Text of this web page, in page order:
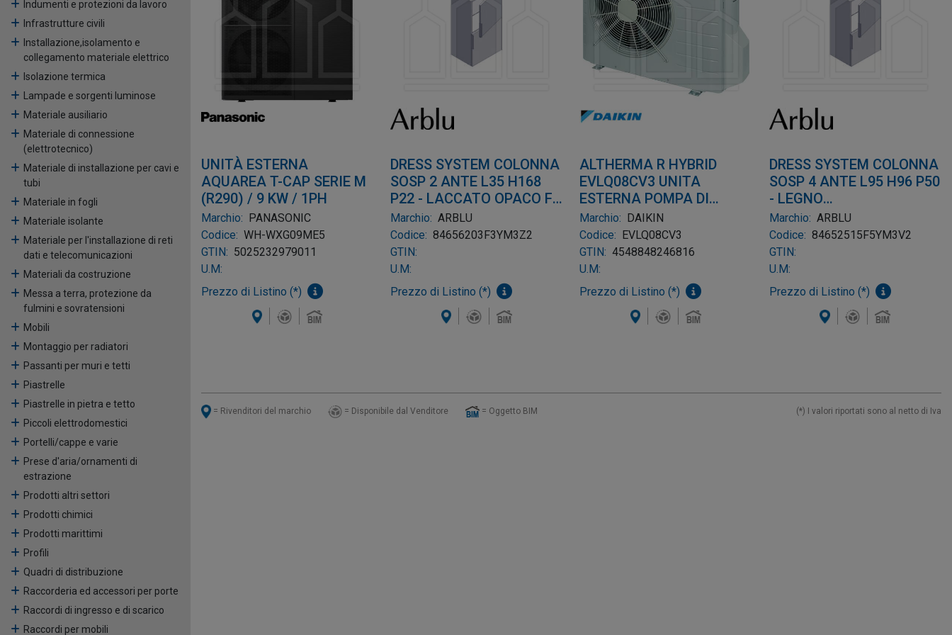
Indumenti e protezioni da lavoro
Infrastrutture civili
Installazione,isolamento e
collegamento materiale elettrico
Isolazione termica
Lampade e sorgenti luminose
Materiale ausiliario
Materiale di connessione
(elettrotecnico)
Materiale di installazione per cavi e
tubi
Materiale in fogli
Materiale isolante
Materiale per l'installazione di reti
dati e telecomunicazioni
Materiali da costruzione
Messa a terra, protezione da
fulmini e sovratensioni
Mobili
Montaggio per radiatori
Passanti per muri e tetti
Piastrelle
Piastrelle in pietra e tetto
Piccoli elettrodomestici
Portelli/cappe e varie
Prese d'aria/ornamenti di
estrazione
Prodotti altri settori
Prodotti chimici
Prodotti marittimi
Profili
Quadri di distribuzione
Raccorderia ed accessori per porte
Raccordi di ingresso e di scarico
Raccordi per mobili
UNITÀ ESTERNA
AQUAREA T-CAP SERIE M
(R290) / 9 KW / 1PH
Marchio: PANASONIC
Codice: WH-WXG09ME5
GTIN: 5025232979011
U.M:
Prezzo di Listino (*)
DRESS SYSTEM COLONNA
SOSP 2 ANTE L35 H168
P22 - LACCATO OPACO F3
+ MANIGLIA Y M3 + 2
FIANCHI A Z
Marchio: ARBLU
Codice: 84656203F3YM3Z2
GTIN:
U.M:
Prezzo di Listino (*)
ALTHERMA R HYBRID
EVLQ08CV3 UNITA
ESTERNA POMPA DI
CALORE 8KW
Marchio: DAIKIN
Codice: EVLQ08CV3
GTIN: 4548848246816
U.M:
Prezzo di Listino (*)
DRESS SYSTEM COLONNA
SOSP 4 ANTE L95 H96 P50
- LEGNO
IMPIALLACCIATO F5 +
MANIGLIA Y M3 +
VASSOIO H120
Marchio: ARBLU
Codice: 84652515F5YM3V2
GTIN:
U.M:
Prezzo di Listino (*)
= Rivenditori del marchio = Disponibile dal Venditore = Oggetto BIM (*) I valori riportati sono al netto di Iva